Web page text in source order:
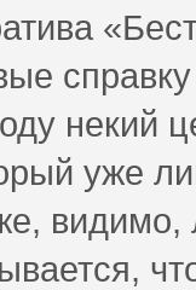
уже
видимо,